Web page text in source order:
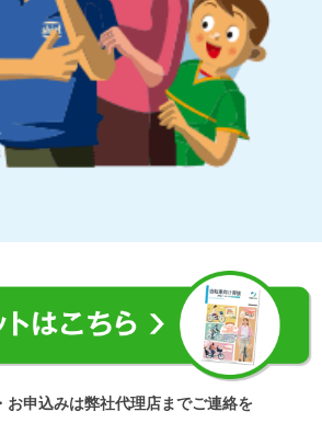
お申込みは弊社代理店までご連絡を